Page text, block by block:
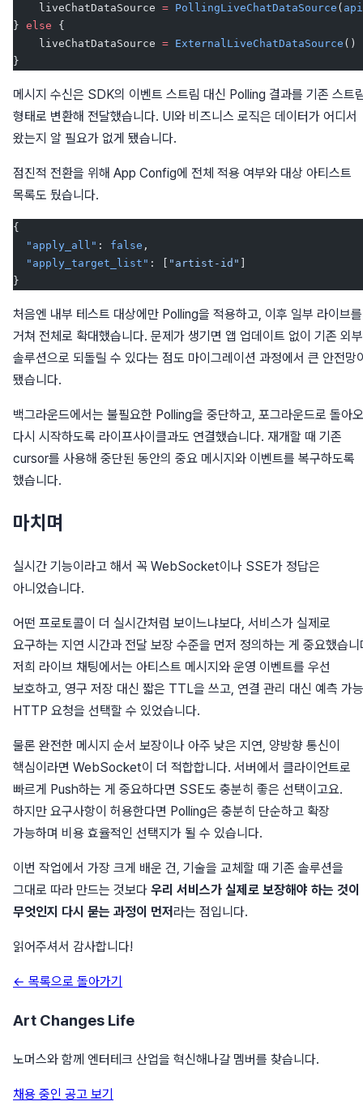
    liveChatDataSource
= PollingLiveChatDataSource (
} else {
    liveChatDataSource
= ExternalLiveChatDataSource ()
}
메시지 수신은 SDK의 이벤트 스트림 대신 Polling 결과를 기존 스트
형태로 변환해 전달했습니다. UI와 비즈니스 로직은 데이터가 어디서
왔는지 알 필요가 없게 됐습니다.
점진적 전환을 위해 App Config에 전체 적용 여부와 대상 아티스트
목록도 뒀습니다.
{
  "apply_all"
: false ,
  "apply_target_list"
: [ "artist-id" ]
}
처음엔 내부 테스트 대상에만 Polling을 적용하고, 이후 일부 라이브를
거쳐 전체로 확대했습니다. 문제가 생기면 앱 업데이트 없이 기존 외부
솔루션으로 되돌릴 수 있다는 점도 마이그레이션 과정에서 큰 안전망
됐습니다.
백그라운드에서는 불필요한 Polling을 중단하고, 포그라운드로 돌아
다시 시작하도록 라이프사이클과도 연결했습니다. 재개할 때 기존
cursor를 사용해 중단된 동안의 중요 메시지와 이벤트를 복구하도록
했습니다.
마치며
실시간 기능이라고 해서 꼭 WebSocket이나 SSE가 정답은
아니었습니다.
어떤 프로토콜이 더 실시간처럼 보이느냐보다, 서비스가 실제로
요구하는 지연 시간과 전달 보장 수준을 먼저 정의하는 게 중요했습니
저희 라이브 채팅에서는 아티스트 메시지와 운영 이벤트를 우선
보호하고, 영구 저장 대신 짧은 TTL을 쓰고, 연결 관리 대신 예측 가
HTTP 요청을 선택할 수 있었습니다.
물론 완전한 메시지 순서 보장이나 아주 낮은 지연, 양방향 통신이
핵심이라면 WebSocket이 더 적합합니다. 서버에서 클라이언트로
빠르게 Push하는 게 중요하다면 SSE도 충분히 좋은 선택이고요.
하지만 요구사항이 허용한다면 Polling은 충분히 단순하고 확장
가능하며 비용 효율적인 선택지가 될 수 있습니다.
이번 작업에서 가장 크게 배운 건, 기술을 교체할 때 기존 솔루션을
그대로 따라 만드는 것보다 우리 서비스가 실제로 보장해야 하는 것이
무엇인지 다시 묻는 과정이 먼저 라는 점입니다.
읽어주셔서 감사합니다!
← 목록으로 돌아가기
Art Changes Life
노머스와 함께 엔터테크 산업을 혁신해나갈 멤버를 찾습니다.
채용 중인 공고 보기